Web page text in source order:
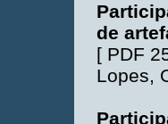
de
[ PDF
Lopes,